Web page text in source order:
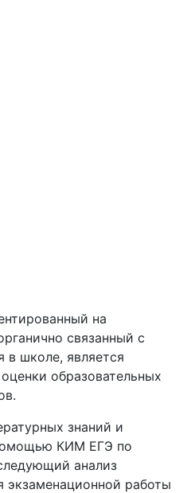
на
связанный с
в школе, является
образовательных
знаний и
КИМ ЕГЭ по
анализ
экзаменационной работы